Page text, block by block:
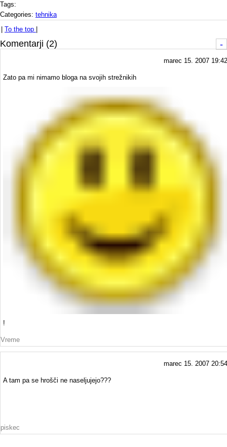
Tags:
Categories: tehnika
To the top
Komentarji (2) -
marec 15. 2007 19:42
Zato pa mi nimamo bloga na svojih strežnikih
!
Vreme
marec 15. 2007 20:54
A tam pa se hrošči ne naseljujejo???
piskec